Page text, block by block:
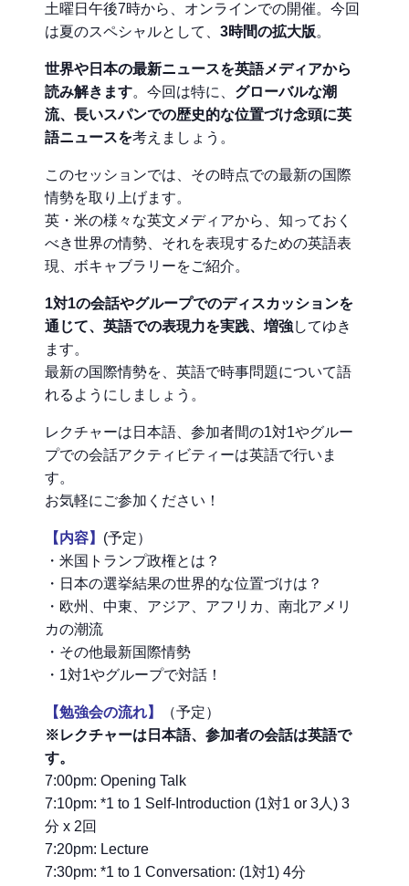
土曜日午後7時から、オンラインでの開催。今回
は夏のスペシャルとして、 3時間の拡大版。
世界や日本の最新ニュースを英語メディアから
読み解きます。今回は特に、 グローバルな潮
流、長いスパンでの歴史的な位置づけ念頭に英
語ニュースを考えましょう。
このセッションでは、その時点での最新の国際
情勢を取り上げます。
英・米の様々な英文メディアから、知っておく
べき世界の情勢、それを表現するための英語表
現、ボキャブラリーをご紹介。
1対1の会話やグループでのディスカッションを
通じて、英語での表現力を実践、増強してゆき
ます。
最新の国際情勢を、英語で時事問題について語
れるようにしましょう。
レクチャーは日本語、参加者間の1対1やグルー
プでの会話アクティビティーは英語で行いま
す。
お気軽にご参加ください！
【内容】 (予定）
・米国トランプ政権とは？
・日本の選挙結果の世界的な位置づけは？
・欧州、中東、アジア、アフリカ、南北アメリ
カの潮流
・その他最新国際情勢
・1対1やグループで対話！
【勉強会の流れ】
（予定）
※レクチャーは日本語、参加者の会話は英語で
す。
7:00pm: Opening Talk
7:10pm: *1 to 1 Self-Introduction (1対1 or 3人) 3
分 x 2回
7:20pm: Lecture
7:30pm: *1 to 1 Conversation: (1対1) 4分